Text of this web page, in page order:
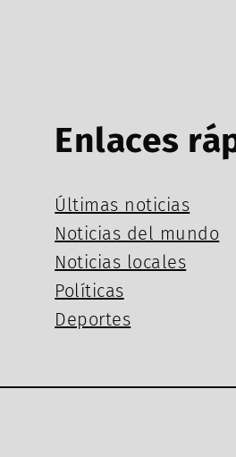
Enlaces
Últimas noticias
Noticias del mundo
Noticias locales
Políticas
Deportes